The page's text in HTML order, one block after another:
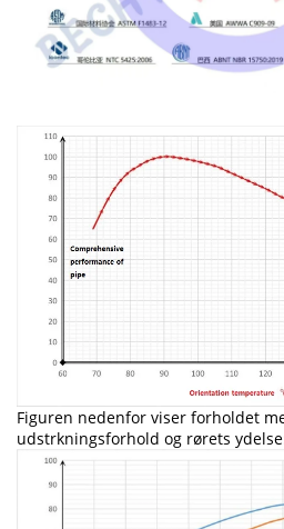
Figuren nedenfor viser forholdet
udstrkningsforhold og rørets